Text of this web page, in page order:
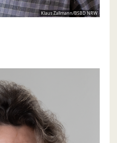
Klaus Zallmann/BSBD NRW